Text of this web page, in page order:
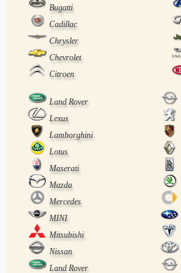
Bugatti
Cadillac
Chrysler
Chevrolet
Citroen
Land Rover
Lexus
Lamborghini
Lotus
Maserati
Mazda
Mercedes
MINI
Mitsubishi
Nissan
Land Rover